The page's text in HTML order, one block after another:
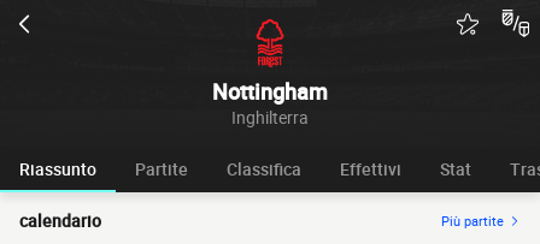
Nottingham
Inghilterra
Riassunto Partite Classifica Effettivi Stat
calendario Più partite